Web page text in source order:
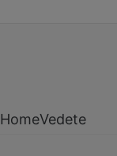
HomeVedete